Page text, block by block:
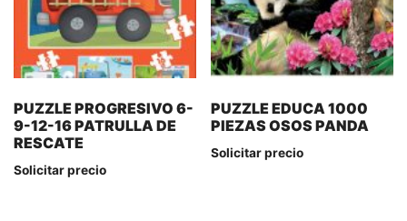
PUZZLE PROGRESIVO 6-
9-12-16 PATRULLA DE
RESCATE
Solicitar precio
PUZZLE EDUCA 1000
PIEZAS OSOS PANDA
Solicitar precio